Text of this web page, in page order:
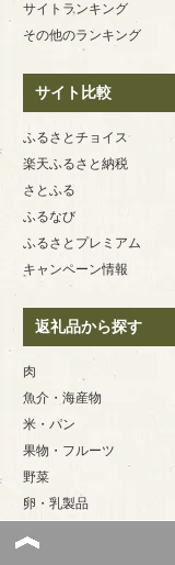
サイトランキング
その他のランキング
サイト比較
ふるさとチョイス
楽天ふるさと納税
さとふる
ふるなび
ふるさとプレミアム
キャンペーン情報
返礼品から探す
肉
魚介・海産物
米・パン
果物・フルーツ
野菜
卵・乳製品